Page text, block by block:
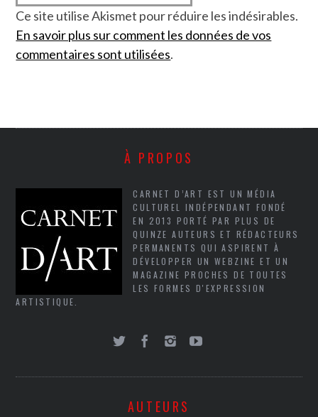
Ce site utilise Akismet pour réduire les indésirables.
En savoir plus sur comment les données de vos
commentaires sont utilisées.
À PROPOS
CARNET D’ART EST UN MÉDIA
CULTUREL INDÉPENDANT FONDÉ
EN 2013 PORTÉ PAR PLUS DE
QUINZE AUTEURS ET RÉDACTEURS
PERMANENTS QUI ASPIRENT À
DÉVELOPPER UN WEBZINE ET UN
MAGAZINE PROCHES DE TOUTES
LES FORMES D'EXPRESSION
ARTISTIQUE.
AUTEURS